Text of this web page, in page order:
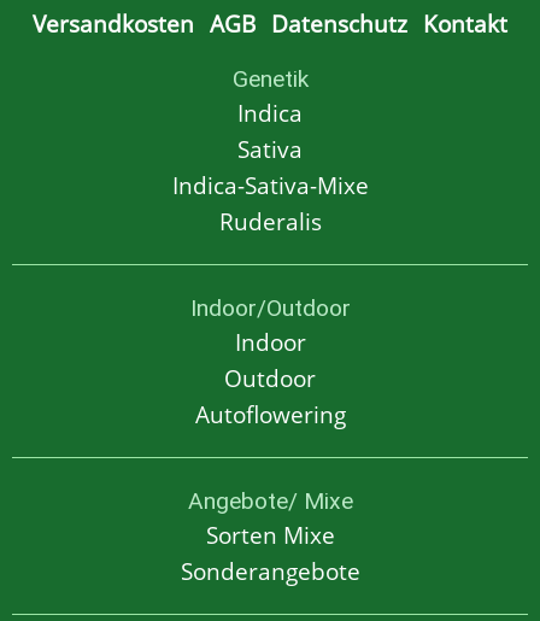
Versandkosten AGB Datenschutz Kontakt
Genetik
Indica
Sativa
Indica-Sativa-Mixe
Ruderalis
Indoor/Outdoor
Indoor
Outdoor
Autoflowering
Angebote/ Mixe
Sorten Mixe
Sonderangebote